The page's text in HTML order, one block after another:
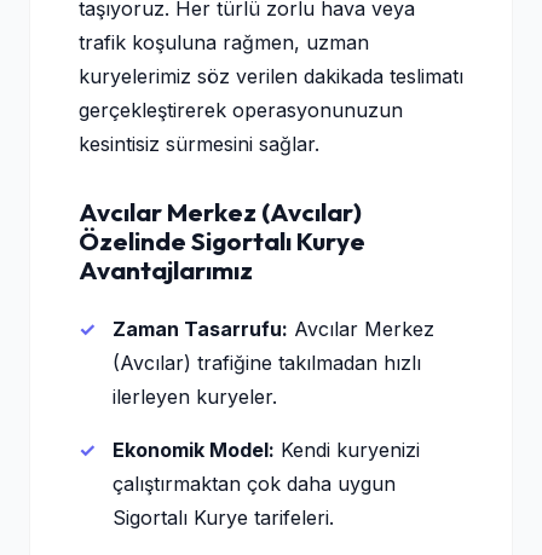
taşıyoruz. Her türlü zorlu hava veya
trafik koşuluna rağmen, uzman
kuryelerimiz söz verilen dakikada teslimatı
gerçekleştirerek operasyonunuzun
kesintisiz sürmesini sağlar.
Avcılar Merkez (Avcılar)
Özelinde Sigortalı Kurye
Avantajlarımız
Zaman Tasarrufu: Avcılar Merkez
(Avcılar) trafiğine takılmadan hızlı
ilerleyen kuryeler.
Ekonomik Model: Kendi kuryenizi
çalıştırmaktan çok daha uygun
Sigortalı Kurye tarifeleri.